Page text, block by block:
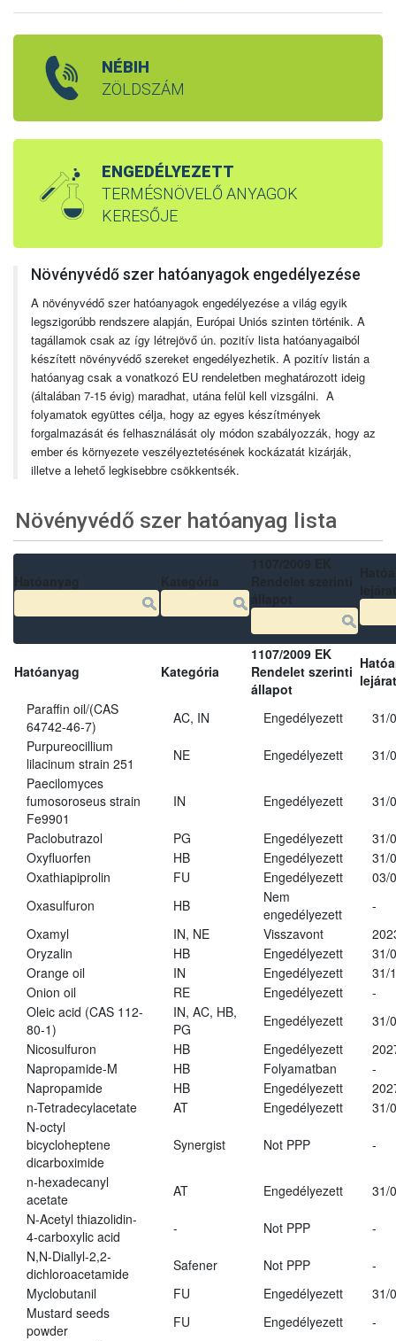
NÉBIH
ZÖLDSZÁM
ENGEDÉLYEZETT
TERMÉSNÖVELŐ ANYAGOK
KERESŐJE
Növényvédő szer hatóanyagok engedélyezése
A növényvédő szer hatóanyagok engedélyezése a világ egyik
legszigorúbb rendszere alapján, Európai Uniós szinten történik. A
tagállamok csak az így létrejövő ún. pozitív lista hatóanyagaiból
készített növényvédő szereket engedélyezhetik. A pozitív listán a
hatóanyag csak a vonatkozó EU rendeletben meghatározott ideig
(általában 7-15 évig) maradhat, utána felül kell vizsgálni. A
folyamatok együttes célja, hogy az egyes készítmények
forgalmazását és felhasználását oly módon szabályozzák, hogy az
ember és környezete veszélyeztetésének kockázatát kizárják,
illetve a lehető legkisebbre csökkentsék.
Növényvédő szer hatóanyag lista
Hatóanyag Kategória
1107/2009 EK
Rendelet szerinti
állapot
Paraffin oil/(CAS
64742-46-7)
AC, IN Engedélyezett
31/
Purpureocillium
lilacinum strain 251
NE Engedélyezett
31/
Paecilomyces
fumosoroseus strain
Fe9901
IN Engedélyezett 31/
Paclobutrazol PG Engedélyezett
31/
Oxyfluorfen
HB Engedélyezett
31/
Oxathiapiprolin
FU Engedélyezett
03/
Oxasulfuron
HB
Nem
engedélyezett
-
Oxamyl
IN, NE Visszavont
Oryzalin
HB Engedélyezett
31/
Orange oil
IN Engedélyezett
31/
Onion oil
RE Engedélyezett
-
Oleic acid (CAS 112-
80-1)
IN, AC, HB,
PG
Engedélyezett
31/
Nicosulfuron
HB Engedélyezett
Napropamide-M
HB Folyamatban
-
Napropamide
HB Engedélyezett
n-Tetradecylacetate
AT Engedélyezett
31/
N-octyl
bicycloheptene
dicarboximide
Synergist Not PPP -
n-hexadecanyl
acetate
AT Engedélyezett
31/
N-Acetyl thiazolidin-
4-carboxylic acid
- Not PPP
-
N,N-Diallyl-2,2-
dichloroacetamide
Safener Not PPP
-
Myclobutanil
FU Engedélyezett
31/
Mustard seeds
powder
FU Engedélyezett
-